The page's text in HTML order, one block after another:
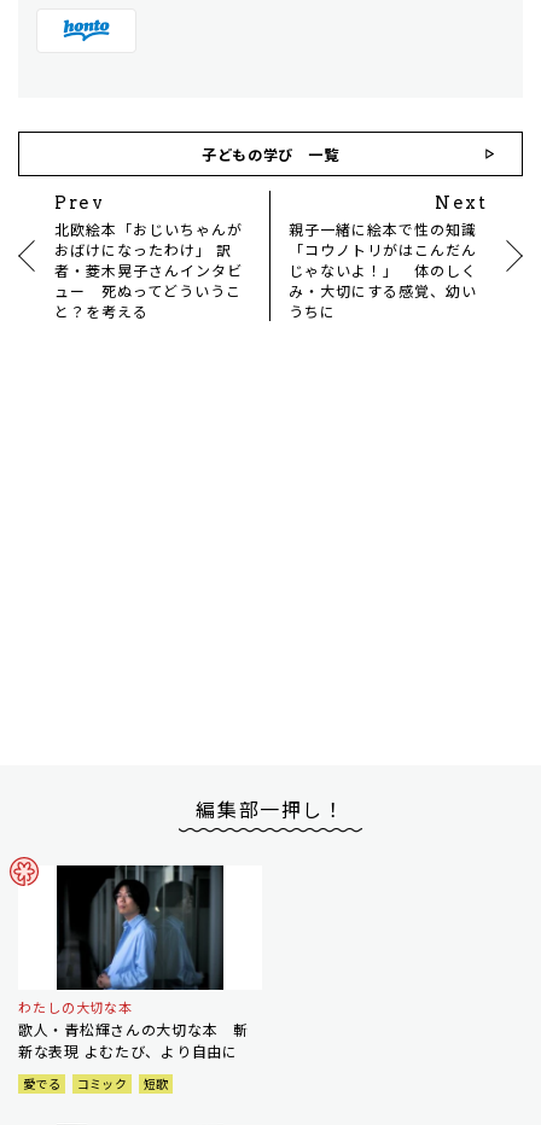
子どもの学び 一覧
Prev
北欧絵本「おじいちゃんが
おばけになったわけ」 訳
者・菱木晃子さんインタビ
ュー 死ぬってどういうこ
と？を考える
Next
親子一緒に絵本で性の知識
「コウノトリがはこんだん
じゃないよ！」 体のしく
み・大切にする感覚、幼い
うちに
編集部一押し！
わたしの大切な本
歌人・青松輝さんの大切な本 斬
新な表現 よむたび、より自由に
愛でる コミック 短歌